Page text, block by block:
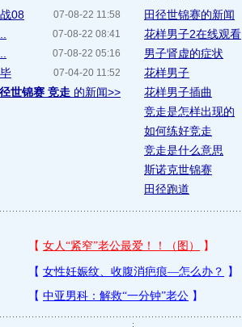
07-08-22 11:58
08
07-08-22 08:41
07-08-22 05:16
07-04-20 11:52
世锦赛 竞走 的新闻>>
田径世锦赛的新闻
花样男子2在线观看
男子肾虚的症状
花样男子
花样男子插曲
竞走是怎样出现的
如何练好竞走
竞走是什么意思
斯诺克世锦赛
田径跑道